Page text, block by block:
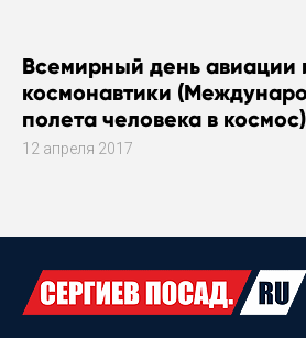
Всемирный день авиации
космонавтики
полета человека в космос)
12 апреля 2017